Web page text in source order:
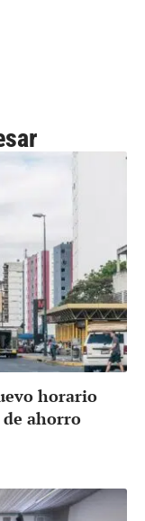
horario
ahorro